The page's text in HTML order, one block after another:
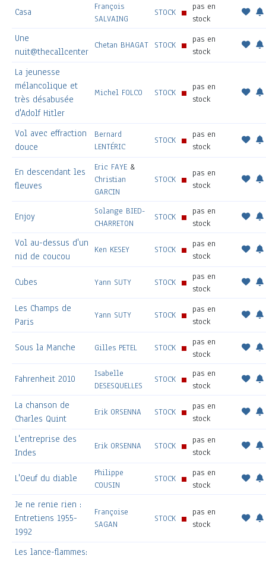
Casa
François
SALVAING
STOCK
pas en
stock
Une
nuit@thecallcenter
Chetan BHAGAT STOCK
pas en
stock
La jeunesse
mélancolique et
très désabusée
d'Adolf Hitler
Michel FOLCO STOCK
pas en
stock
Vol avec effraction
douce
Bernard
LENTÉRIC
STOCK
pas en
stock
En descendant les
fleuves
Eric FAYE &
Christian
GARCIN
STOCK
pas en
stock
Enjoy
Solange BIED-
CHARRETON
STOCK
pas en
stock
Vol au-dessus d'un
nid de coucou
Ken KESEY STOCK
pas en
stock
Cubes Yann SUTY STOCK
pas en
stock
Les Champs de
Paris
Yann SUTY STOCK
pas en
stock
Sous la Manche Gilles PETEL STOCK
pas en
stock
Fahrenheit 2010
Isabelle
DESESQUELLES
STOCK
pas en
stock
La chanson de
Charles Quint
Erik ORSENNA STOCK
pas en
stock
L'entreprise des
Indes
Erik ORSENNA STOCK
pas en
stock
L'Oeuf du diable
Philippe
COUSIN
STOCK
pas en
stock
Je ne renie rien :
Entretiens 1955-
1992
Françoise
SAGAN
STOCK
pas en
stock
Les lance-flammes: